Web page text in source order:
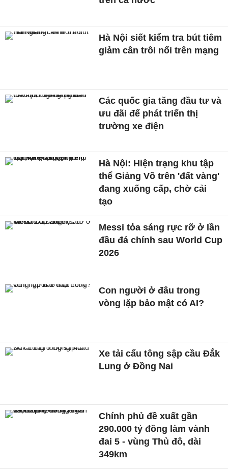
Hà Nội siết kiểm tra bút tiêm
giảm cân trôi nổi trên mạng
Các quốc gia tăng đầu tư và
ưu đãi để phát triển thị
trường xe điện
Hà Nội: Hiện trạng khu tập
thể Giảng Võ trên 'đất vàng'
đang xuống cấp, chờ cải
tạo
Messi tỏa sáng rực rỡ ở lần
đầu đá chính sau World Cup
2026
Con người ở đâu trong
vòng lặp bảo mật có AI?
Xe tải cẩu tông sập cầu Đắk
Lung ở Đồng Nai
Chính phủ đề xuất gần
290.000 tỷ đồng làm vành
đai 5 - vùng Thủ đô, dài
349km